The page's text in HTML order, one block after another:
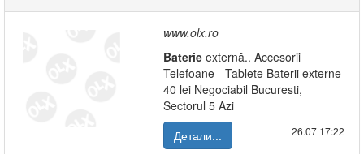
www.olx.ro
Baterie externă.. Accesorii
Telefoane - Tablete Baterii externe
40 lei Negociabil Bucuresti,
Sectorul 5 Azi
Детали...
26.07|17:22